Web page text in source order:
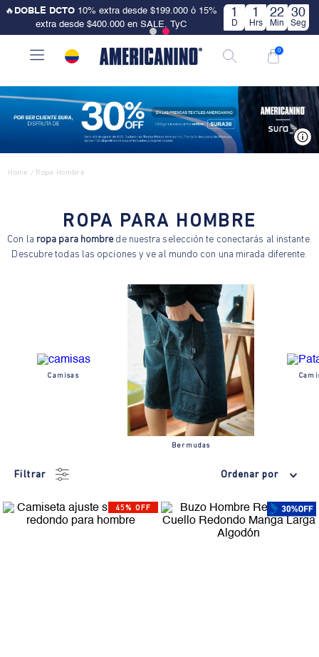
🔥 DOBLE DCTO 10% extra desde $199.000 ó 15%
extra desde $400.000 en SALE. TyC
1
D
1
Hrs
22
Min
30
Seg
0
Home / Ropa Hombre
ROPA PARA HOMBRE
Con la ropa para hombrede nuestra selección te conectarás al instante.
Descubre todas las opciones y ve al mundo con una mirada diferente.
Camisas
Bermudas
Filtrar Ordenar por
45% OFF